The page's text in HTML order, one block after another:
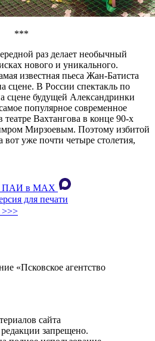
***
раз делает необычный
нового и уникального.
известная пьеса Жан-Батиста
сцене. В России спектакль по
сцене будущей Александринки
популярное современное
театре Вахтангова в конце 90-х
Мирзоевым. Поэтому избитой
вот уже почти четыре столетия,
ПАИ в MAХ
для печати
>>>
«Псковское агентство
сайта
запрещено.